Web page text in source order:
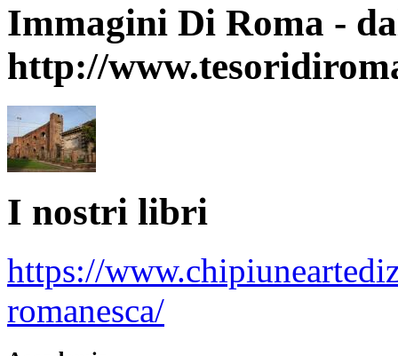
Immagini Di Roma -
http://
I nostri libri
https://
romanesca/